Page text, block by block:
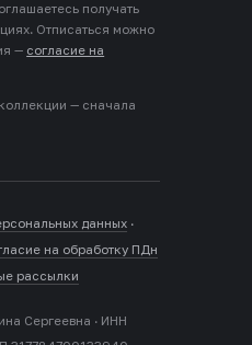
получать
Отписаться можно
— согласие на
— сначала
данных ·
на обработку ПДн
рассылки
Сергеевна · ИНН